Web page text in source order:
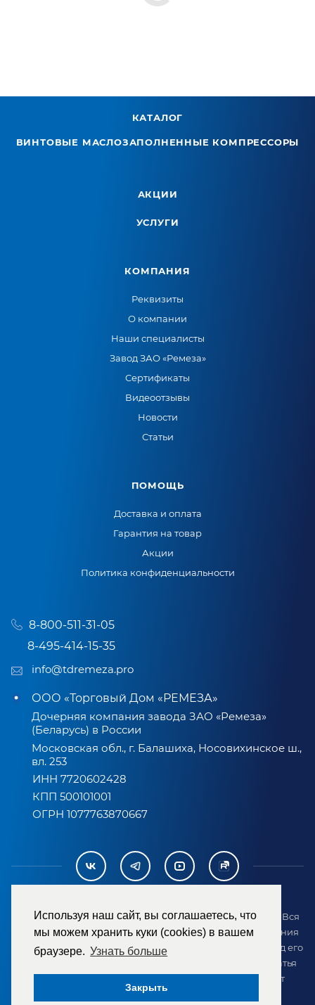
Используя наш сайт, вы соглашаетесь, что
мы можем хранить куки (cookies) в вашем
браузере. Узнать больше
Закрыть
КАТАЛОГ
ВИНТОВЫЕ МАСЛОЗАПОЛНЕННЫЕ КОМПРЕССОРЫ
АКЦИИ
УСЛУГИ
КОМПАНИЯ
Реквизиты
О компании
Наши специалисты
Завод ЗАО «Ремеза»
Сертификаты
Видеоотзывы
Новости
Статьи
ПОМОЩЬ
Доставка и оплата
Гарантия на товар
Акции
Политика конфиденциальности
8-800-511-31-05
8-495-414-15-35
info@tdremeza.pro
ООО «Торговый Дом «РЕМЕЗА»
Дочерняя компания завода ЗАО «Ремеза»
(Беларусь) в России
Московская обл., г. Балашиха, Носовихинское ш.,
вл. 253
ИНН 7720602428
КПП 500101001
ОГРН 1077763870667
2007-2026 © ООО «ТД «РЕМЕЗА». Все права защищены. Вся
информация на сайте размещена в целях предоставления
возможности покупателю ознакомиться с товаром перед его
приобретением и не является публичной офертой (статья
437 ГК РФ). Внешний вид товара может отличаться от
представленного на сайте.